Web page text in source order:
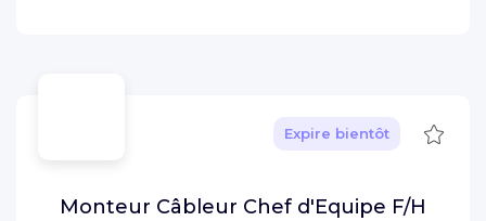
Expire bientôt
Monteur Câbleur Chef d'Equipe F/H